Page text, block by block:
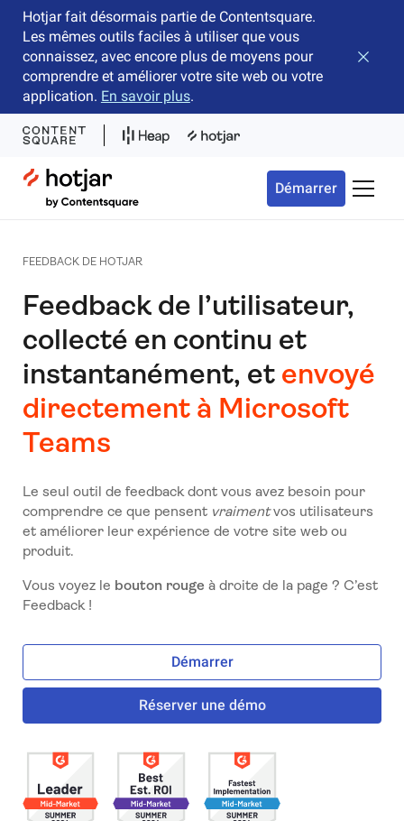
Hotjar fait désormais partie de Contentsquare.
Les mêmes outils faciles à utiliser que vous
connaissez, avec encore plus de moyens pour
comprendre et améliorer votre site web ou votre
application. En savoir plus.
Hotjar Logo
Démarrer
FEEDBACK DE HOTJAR
Feedback de l’utilisateur,
collecté en continu et
instantanément, etenvoyé
directement à Microsoft
Teams
Le seul outil de feedback dont vous avez besoin pour
comprendre ce que pensent vraimentvos utilisateurs
et améliorer leur expérience de votre site web ou
produit.
Vous voyez le bouton rouge à droite de la page ? C’est
Feedback !
Démarrer
Réserver une démo